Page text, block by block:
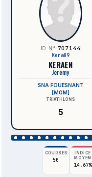
ID N° 707144
Kera89
KERAEN
Jeremy
SNA FOUESNANT
[M0M]
TRIATHLONS
5
COURSES
50
INDICE
MOYEN
14.67%